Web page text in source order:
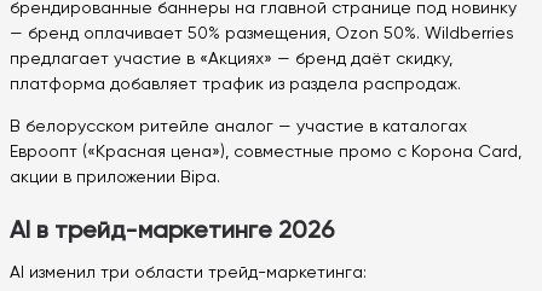
брендированные баннеры на главной странице под новинку
— бренд оплачивает 50% размещения, Ozon 50%. Wildberries
предлагает участие в «Акциях» — бренд даёт скидку,
платформа добавляет трафик из раздела распродаж.
В белорусском ритейле аналог — участие в каталогах
Евроопт («Красная цена»), совместные промо с Корона Card,
акции в приложении Bipa.
AI в трейд-маркетинге 2026
AI изменил три области трейд-маркетинга: